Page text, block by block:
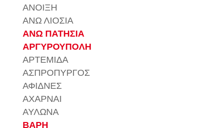
ΑΝΟΙΞΗ
ΑΝΩ ΛΙΟΣΙΑ
ΑΝΩ ΠΑΤΗΣΙΑ
ΑΡΓΥΡΟΥΠΟΛΗ
ΑΡΤΕΜΙΔΑ
ΑΣΠΡΟΠΥΡΓΟΣ
ΑΦΙΔΝΕΣ
ΑΧΑΡΝΑΙ
ΑΥΛΩΝΑ
ΒΑΡΗ